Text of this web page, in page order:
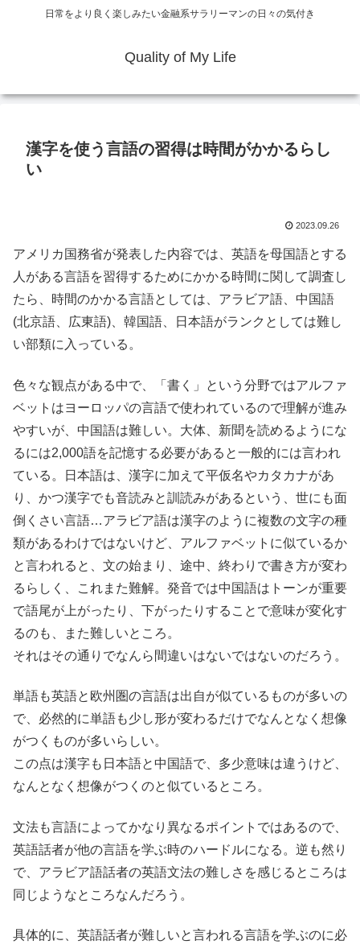
日常をより良く楽しみたい金融系サラリーマンの日々の気付き
Quality of My Life
漢字を使う言語の習得は時間がかかるらし
い
2023.09.26
アメリカ国務省が発表した内容では、英語を母国語とする
人がある言語を習得するためにかかる時間に関して調査し
たら、時間のかかる言語としては、アラビア語、中国語
(北京語、広東語)、韓国語、日本語がランクとしては難し
い部類に入っている。
色々な観点がある中で、「書く」という分野ではアルファ
ベットはヨーロッパの言語で使われているので理解が進み
やすいが、中国語は難しい。大体、新聞を読めるようにな
るには2,000語を記憶する必要があると一般的には言われ
ている。日本語は、漢字に加えて平仮名やカタカナがあ
り、かつ漢字でも音読みと訓読みがあるという、世にも面
倒くさい言語…アラビア語は漢字のように複数の文字の種
類があるわけではないけど、アルファベットに似ているか
と言われると、文の始まり、途中、終わりで書き方が変わ
るらしく、これまた難解。発音では中国語はトーンが重要
で語尾が上がったり、下がったりすることで意味が変化す
るのも、また難しいところ。
それはその通りでなんら間違いはないではないのだろう。
単語も英語と欧州圏の言語は出自が似ているものが多いの
で、必然的に単語も少し形が変わるだけでなんとなく想像
がつくものが多いらしい。
この点は漢字も日本語と中国語で、多少意味は違うけど、
なんとなく想像がつくのと似ているところ。
文法も言語によってかなり異なるポイントではあるので、
英語話者が他の言語を学ぶ時のハードルになる。逆も然り
で、アラビア語話者の英語文法の難しさを感じるところは
同じようなところなんだろう。
具体的に、英語話者が難しいと言われる言語を学ぶのに必